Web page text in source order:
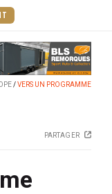
VERS UN PROGRAMME
PARTAGER